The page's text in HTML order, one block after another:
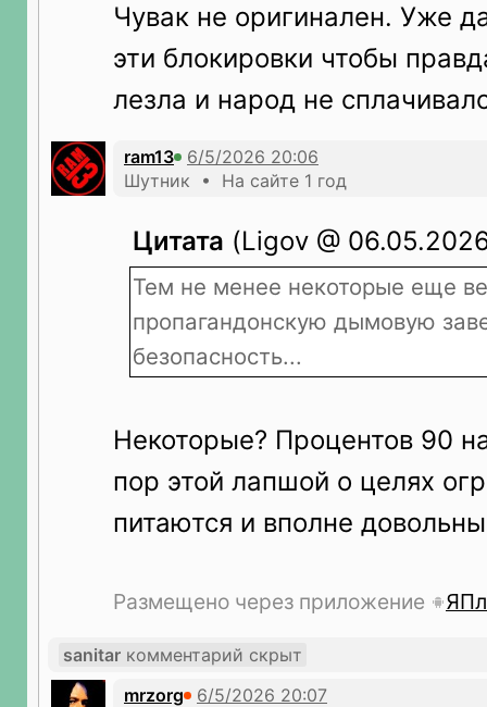
Чувак не оригинален. Уже
эти блокировки чтобы
лезла и народ не
ram13
Шутник • На сайте 1 год
Цитата (Ligov @
Тем не менее некоторые еще
пропагандонскую дымовую
безопасность...
Некоторые? Процентов 90
пор этой лапшой о целях
питаются и вполне довольны
Размещено через приложение
sanitar комментарий скрыт
mrzorg